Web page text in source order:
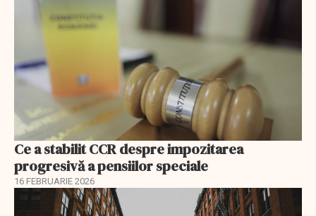
Ce a stabilit CCR despre impozitarea
progresivă a pensiilor speciale
16 FEBRUARIE 2026